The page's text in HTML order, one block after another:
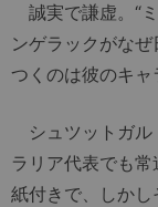
誠実で謙虚。“
ンゲラックがな
つくのは彼のキャ
シュツットガル
ラリア代表でも
紙付きで、しか